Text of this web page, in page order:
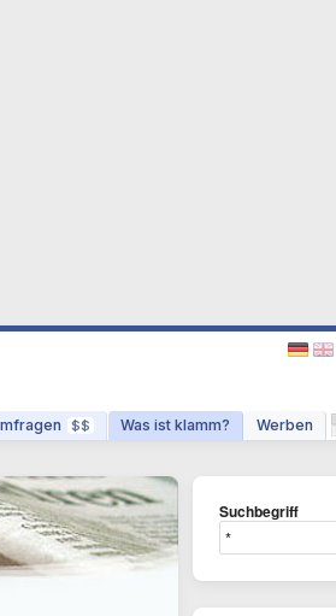
$$ Was ist klamm? Werben
Suchbegriff